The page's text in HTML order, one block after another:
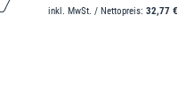
inkl. MwSt. / Nettopreis:32,77 €